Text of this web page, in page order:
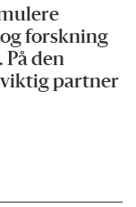
forskning
den
viktig partner